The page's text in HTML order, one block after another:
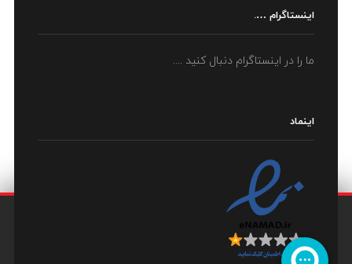
اینستاگرام ….
ما را در اینستاگرام دنبال کنید ....
اینماد